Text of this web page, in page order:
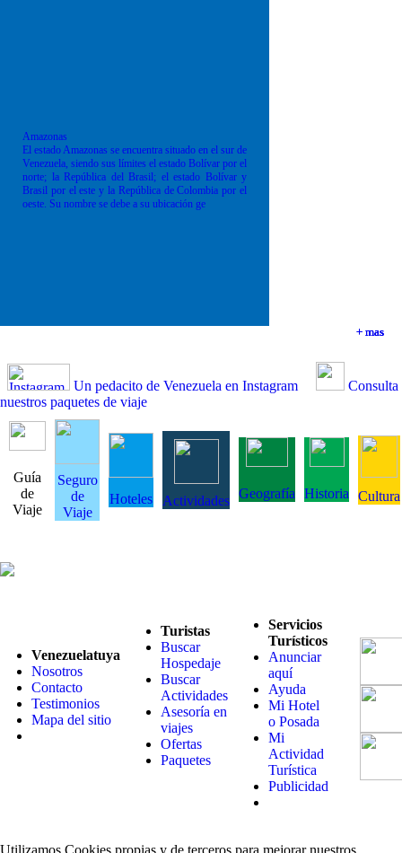
+ mas
+ mas
+ mas
Amazonas
El estado Amazonas se encuentra situado en el sur de
Venezuela, siendo sus límites el estado Bolívar por el
norte; la República del Brasil; el estado Bolívar y
Brasil por el este y la República de Colombia por el
oeste. Su nombre se debe a su ubicación ge
+ mas
Un pedacito de Venezuela en Instagram
Consulta
nuestros paquetes de viaje
Guía
de
Viaje
Seguro
de
Viaje
Hoteles Actividades Geografía Historia Cultura
Venezuelatuya
Nosotros
Contacto
Testimonios
Mapa del sitio
Turistas
Buscar
Hospedaje
Buscar
Actividades
Asesoría en
viajes
Ofertas
Paquetes
Servicios
Turísticos
Anunciar
aquí
Ayuda
Mi Hotel
o Posada
Mi
Actividad
Turística
Publicidad
Utilizamos Cookies propias y de terceros para mejorar nuestros